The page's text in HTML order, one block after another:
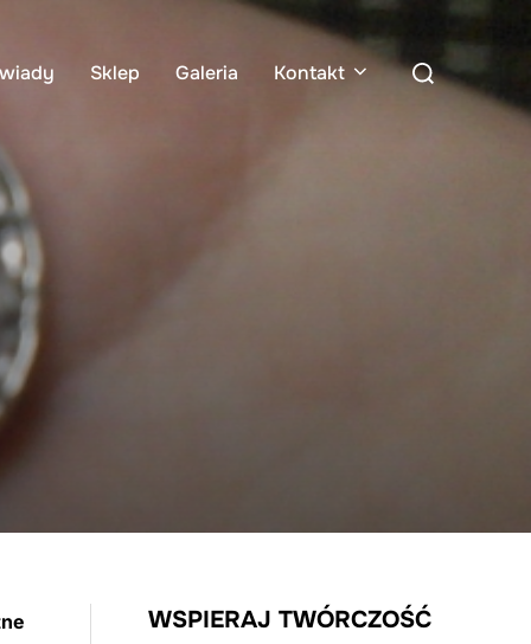
Sklep Galeria Kontakt
Search
WSPIERAJ TWÓRCZOŚĆ